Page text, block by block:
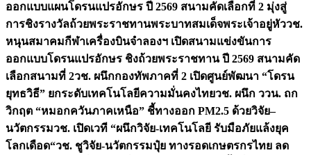
ออกแบบแผนโดรนแปรอักษร ปี 2569 สนามคัดเลือกที่ 2 มุ่งสู่
การชิงรางวัลถ้วยพระราชทานพระบาทสมเด็จพระเจ้าอยู่หัววช.
หนุนสมาคมกีฬาเครื่องบินจำลองฯ เปิดสนามแข่งขันการ
ออกแบบโดรนแปรอักษร ชิงถ้วยพระราชทาน ปี 2569 สนามคัด
เลือกสนามที่ 2วช. ผนึกกองทัพภาคที่ 2 เปิดศูนย์พัฒนา “โดรน
ยุทธวิธี” ยกระดับเทคโนโลยีความมั่นคงไทยวช. ผนึก ววน. ถก
วิกฤต “หมอกควันภาคเหนือ” ชี้ทางออก PM2.5 ด้วยวิจัย–
นวัตกรรมวช. เปิดเวที “ผนึกวิจัย-เทคโนโลยี รับมือภัยแล้งยุค
โลกเดือด“วช. ชูวิจัย-นวัตกรรมปุ๋ย ทางรอดเกษตรกรไทย ลด